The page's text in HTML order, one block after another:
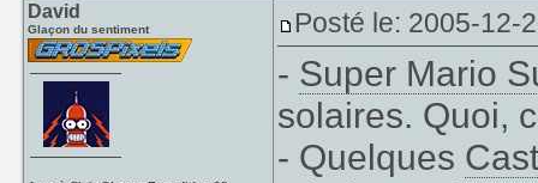
David
Glaçon du sentiment Posté le: 2005-12-
- Super Mario
solaires. Quoi,
- Quelques